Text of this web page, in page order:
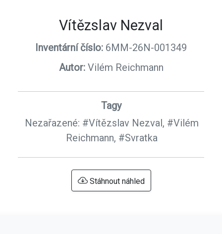
Vítězslav Nezval
Inventární číslo: 6MM-26N-001349
Autor: Vilém Reichmann
Tagy
Nezařazené: #Vítězslav Nezval, #Vilém
Reichmann, #Svratka
Stáhnout náhled